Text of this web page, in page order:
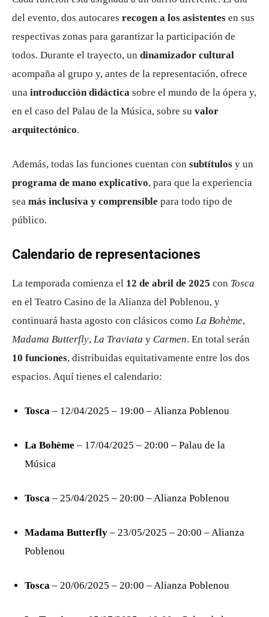
del evento, dos autocares recogen a los asistentes en sus
respectivas zonas para garantizar la participación de
todos. Durante el trayecto, un dinamizador cultural
acompaña al grupo y, antes de la representación, ofrece
una introducción didáctica sobre el mundo de la ópera y,
en el caso del Palau de la Música, sobre su valor
arquitectónico.
Además, todas las funciones cuentan con subtítulos y un
programa de mano explicativo, para que la experiencia
sea más inclusiva y comprensible para todo tipo de
público.
Calendario de representaciones
La temporada comienza el 12 de abril de 2025 con Tosca
en el Teatro Casino de la Alianza del Poblenou, y
continuará hasta agosto con clásicos como La Bohème,
Madama Butterfly, La Traviata y Carmen. En total serán
10 funciones, distribuidas equitativamente entre los dos
espacios. Aquí tienes el calendario:
Tosca – 12/04/2025 – 19:00 – Alianza Poblenou
La Bohème – 17/04/2025 – 20:00 – Palau de la
Música
Tosca – 25/04/2025 – 20:00 – Alianza Poblenou
Madama Butterfly – 23/05/2025 – 20:00 – Alianza
Poblenou
Tosca – 20/06/2025 – 20:00 – Alianza Poblenou